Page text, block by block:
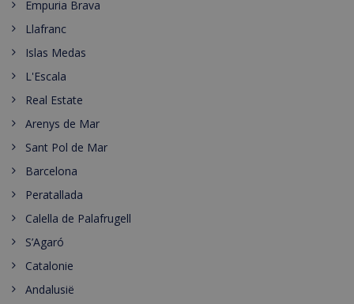
Empuria Brava
Llafranc
Islas Medas
L'Escala
Real Estate
Arenys de Mar
Sant Pol de Mar
Barcelona
Peratallada
Calella de Palafrugell
S’Agaró
Catalonie
Andalusië